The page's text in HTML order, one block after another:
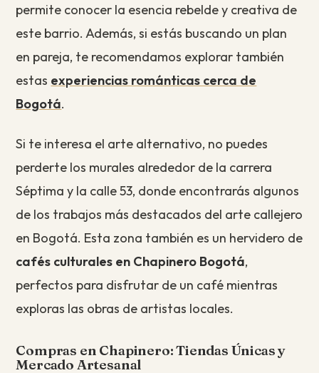
permite conocer la esencia rebelde y creativa de
este barrio. Además, si estás buscando un plan
en pareja, te recomendamos explorar también
estas experiencias románticas cerca de
Bogotá.
Si te interesa el arte alternativo, no puedes
perderte los murales alrededor de la carrera
Séptima y la calle 53, donde encontrarás algunos
de los trabajos más destacados del arte callejero
en Bogotá. Esta zona también es un hervidero de
cafés culturales en Chapinero Bogotá,
perfectos para disfrutar de un café mientras
exploras las obras de artistas locales.
Compras en Chapinero: Tiendas Únicas y
Mercado Artesanal